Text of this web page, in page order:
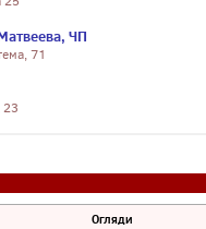
ЧП
71
23
Огляди